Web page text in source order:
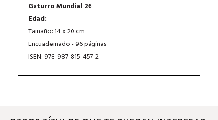
Gaturro Mundial 26
Edad:
Tamaño: 14 x 20 cm
Encuadernado - 96 páginas
ISBN: 978-987-815-457-2